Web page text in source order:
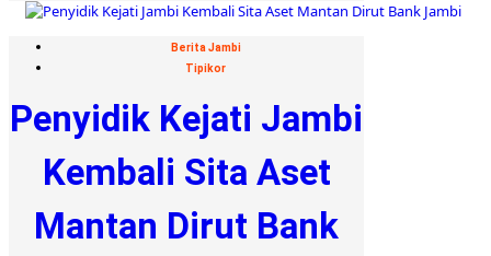
Berita Jambi
Tipikor
Penyidik Kejati Jambi
Kembali Sita Aset
Mantan Dirut Bank